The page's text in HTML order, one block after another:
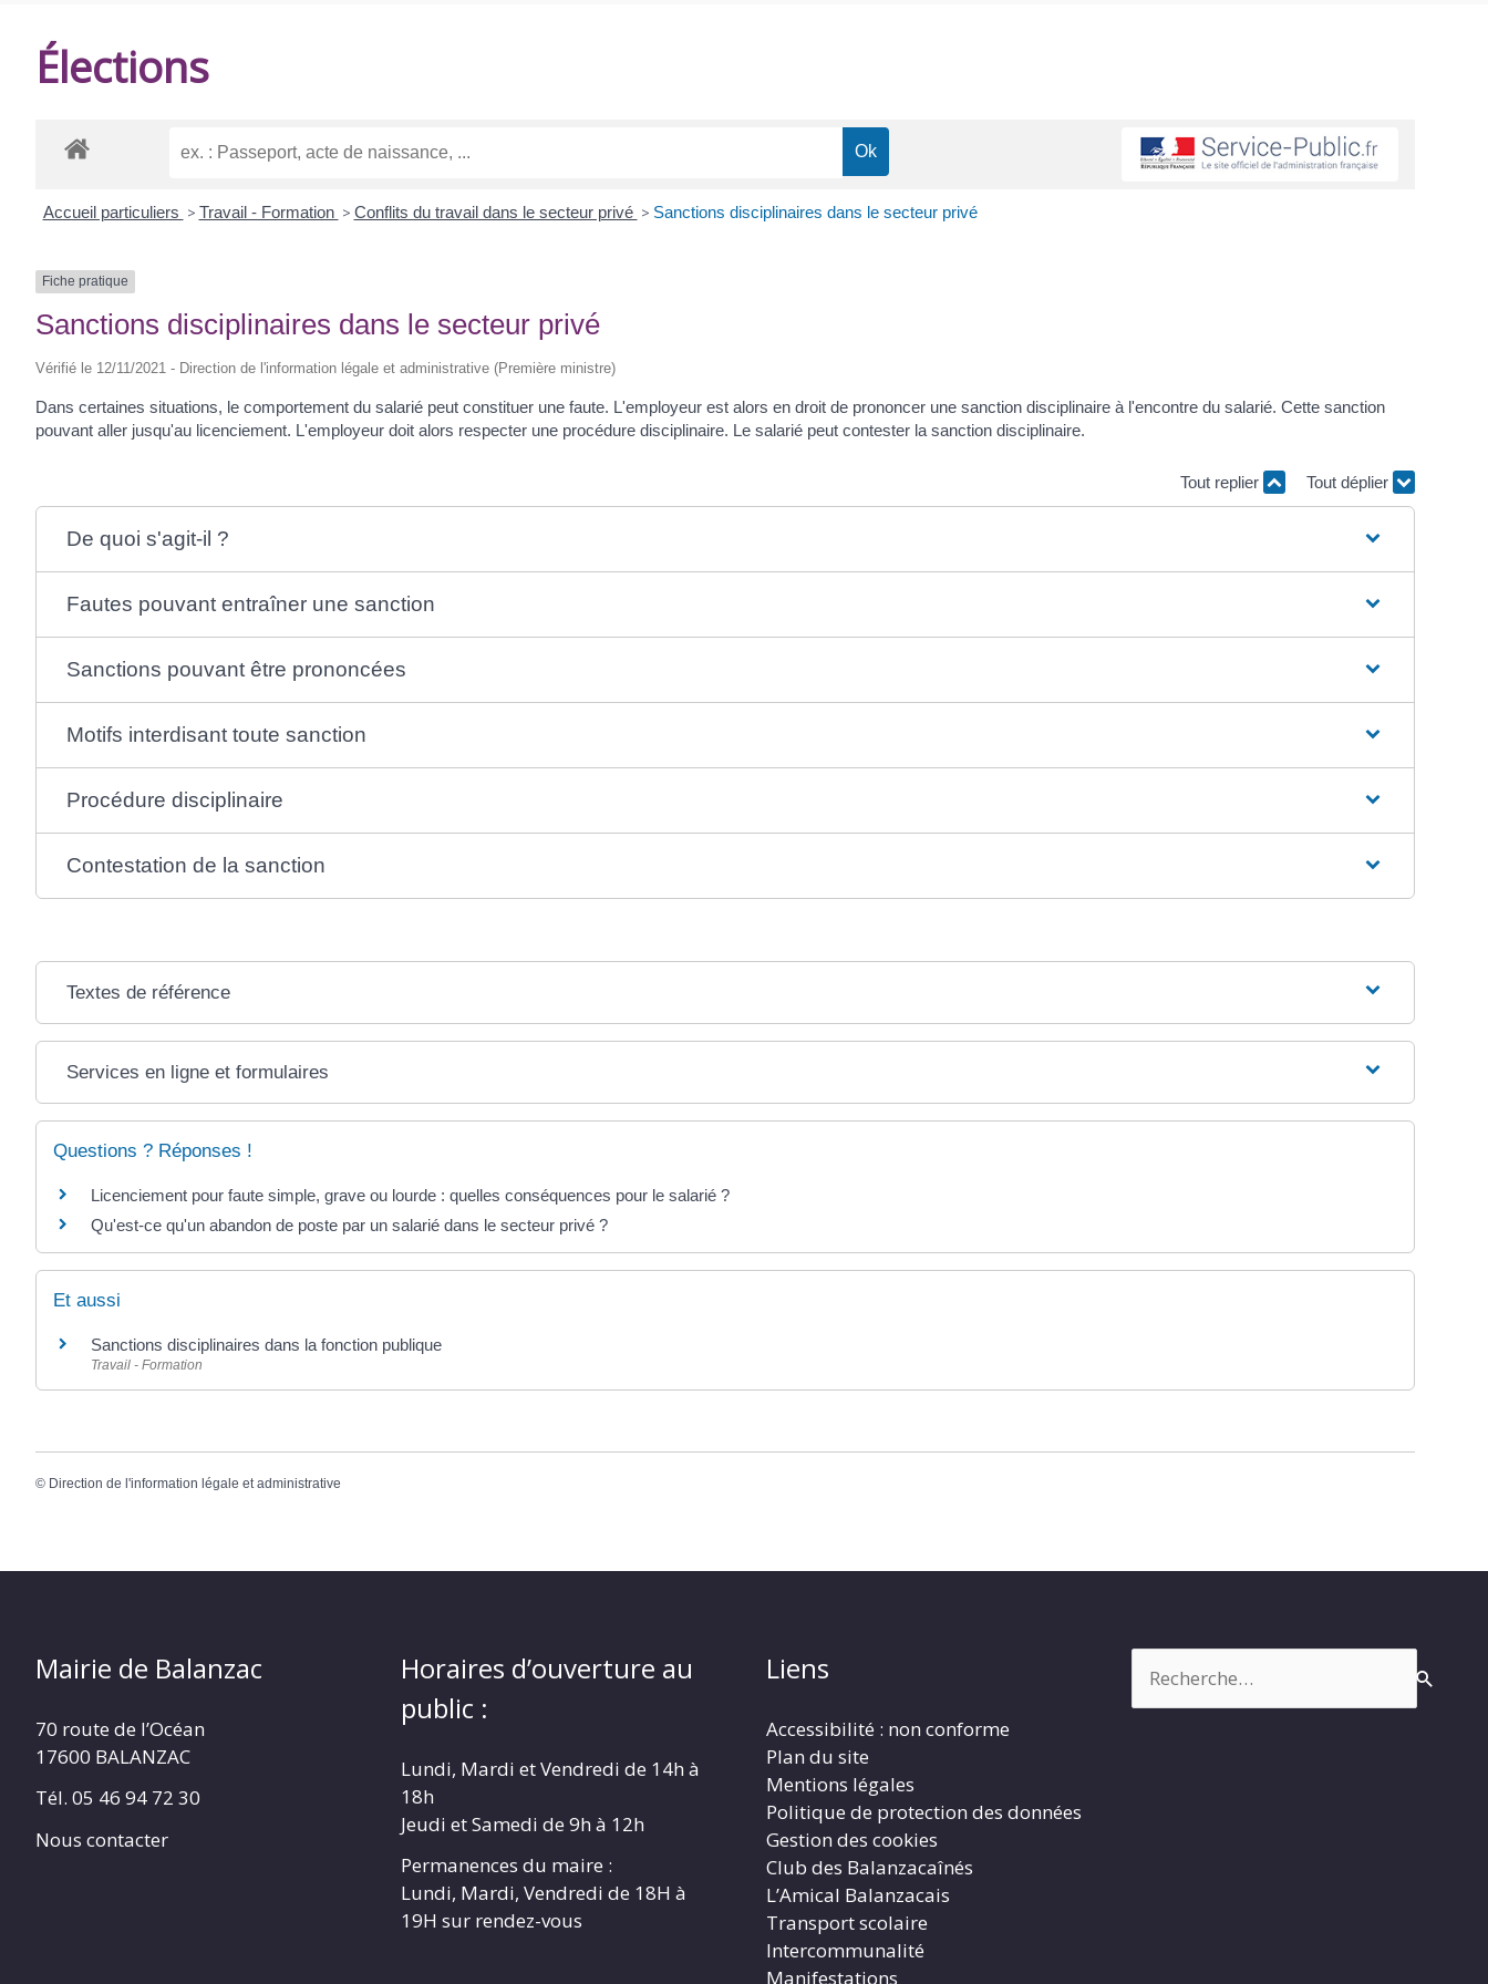
Élections
Accueil particuliers > Travail - Formation > Conflits du travail dans le secteur privé > Sanctions disciplinaires dans le secteur privé
Fiche pratique
Sanctions disciplinaires dans le secteur privé
Vérifié le 12/11/2021 - Direction de l'information légale et administrative (Première ministre)
Dans certaines situations, le comportement du salarié peut constituer une faute. L'employeur est alors en droit de prononcer une sanction disciplinaire à l'encontre du salarié. Cette sanction
pouvant aller jusqu'au licenciement. L'employeur doit alors respecter une procédure disciplinaire. Le salarié peut contester la sanction disciplinaire.
Tout replier Tout déplier
De quoi s'agit-il ?
Fautes pouvant entraîner une sanction
Sanctions pouvant être prononcées
Motifs interdisant toute sanction
Procédure disciplinaire
Contestation de la sanction
Textes de référence
Services en ligne et formulaires
Questions ? Réponses !
Licenciement pour faute simple, grave ou lourde : quelles conséquences pour le salarié ?
Qu'est-ce qu'un abandon de poste par un salarié dans le secteur privé ?
Et aussi
Sanctions disciplinaires dans la fonction publique
Travail - Formation
© Direction de l'information légale et administrative
Mairie de Balanzac
70 route de l’Océan
17600 BALANZAC
Tél. 05 46 94 72 30
Nous contacter
Horaires d’ouverture au
public :
Lundi, Mardi et Vendredi de 14h à
18h
Jeudi et Samedi de 9h à 12h
Permanences du maire :
Lundi, Mardi, Vendredi de 18H à
19H sur rendez-vous
Liens
Accessibilité : non conforme
Plan du site
Mentions légales
Politique de protection des données
Gestion des cookies
Club des Balanzacaînés
L’Amical Balanzacais
Transport scolaire
Intercommunalité
Manifestations